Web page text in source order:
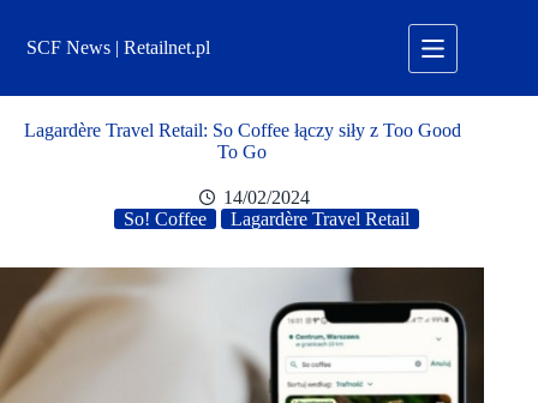
treściSCF News | Retailnet.pl
Lagardère Travel Retail: So Coffee łączy siły z Too Good
To Go
14/02/2024
So! Coffee
Lagardère Travel Retail